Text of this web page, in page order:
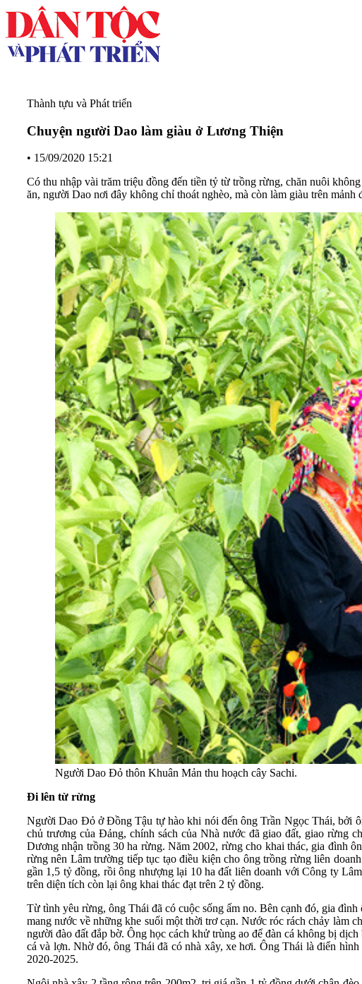
Thành tựu và Phát triển
Chuyện người Dao làm giàu ở Lương Thiện
• 15/09/2020 15:21
Có thu nhập vài trăm triệu đồng đến tiền tỷ từ trồng rừng, chăn nuôi
ăn, người Dao nơi đây không chỉ thoát nghèo, mà còn làm giàu trên mảnh
Người Dao Đỏ thôn Khuân Mản thu hoạch cây Sachi.
Đi lên từ rừng
Người Dao Đỏ ở Đồng Tậu tự hào khi nói đến ông Trần Ngọc Thái, bởi
chủ trương của Đảng, chính sách của Nhà nước đã giao đất, giao
Dương nhận trồng 30 ha rừng. Năm 2002, rừng cho khai thác, gia đình
rừng nên Lâm trường tiếp tục tạo điều kiện cho ông trồng rừng liên
gần 1,5 tỷ đồng, rồi ông nhượng lại 10 ha đất liên doanh với Công ty
trên diện tích còn lại ông khai thác đạt trên 2 tỷ đồng.
Từ tình yêu rừng, ông Thái đã có cuộc sống ấm no. Bên cạnh đó, gia
mang nước về những khe suối một thời trơ cạn. Nước róc rách chảy làm
người đào đất đắp bờ. Ông học cách khử trùng ao để đàn cá không bị
cá và lợn. Nhờ đó, ông Thái đã có nhà xây, xe hơi. Ông Thái là điển
2020-2025.